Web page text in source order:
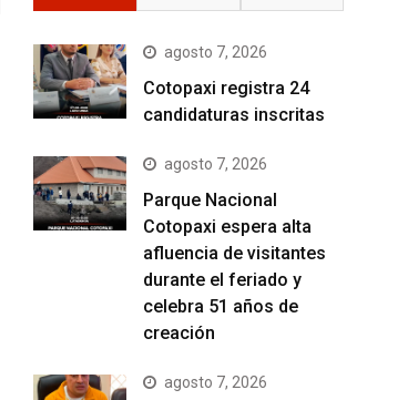
agosto 7, 2026
Cotopaxi registra 24
candidaturas inscritas
agosto 7, 2026
Parque Nacional
Cotopaxi espera alta
afluencia de visitantes
durante el feriado y
celebra 51 años de
creación
agosto 7, 2026